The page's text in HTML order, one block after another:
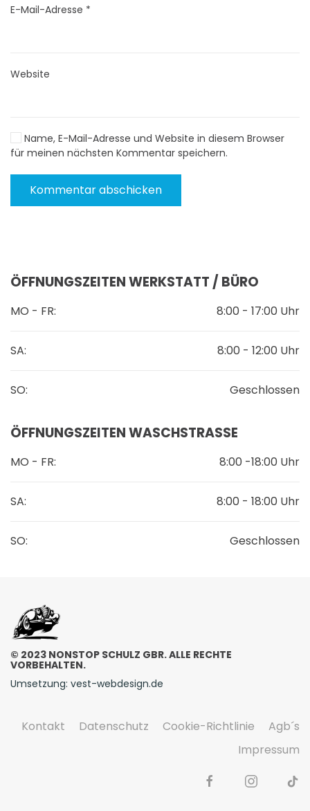
E-Mail-Adresse *
Website
Name, E-Mail-Adresse und Website in diesem Browser
für meinen nächsten Kommentar speichern.
Kommentar abschicken
ÖFFNUNGSZEITEN WERKSTATT / BÜRO
MO - FR: 8:00 - 17:00 Uhr
SA: 8:00 - 12:00 Uhr
SO: Geschlossen
ÖFFNUNGSZEITEN WASCHSTRASSE
MO - FR: 8:00 -18:00 Uhr
SA: 8:00 - 18:00 Uhr
SO: Geschlossen
© 2023 NONSTOP SCHULZ GBR. ALLE RECHTE
VORBEHALTEN.
Umsetzung: vest-webdesign.de
Kontakt Datenschutz Cookie-Richtlinie
Agb´s
Impressum